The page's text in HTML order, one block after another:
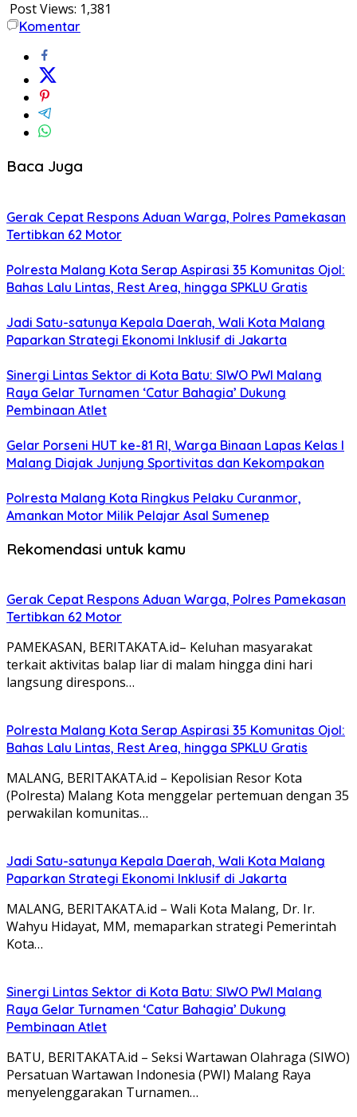
Post Views: 1,381
Komentar
Baca Juga
Gerak Cepat Respons Aduan Warga, Polres Pamekasan
Tertibkan 62 Motor
Polresta Malang Kota Serap Aspirasi 35 Komunitas Ojol:
Bahas Lalu Lintas, Rest Area, hingga SPKLU Gratis
Jadi Satu-satunya Kepala Daerah, Wali Kota Malang
Paparkan Strategi Ekonomi Inklusif di Jakarta
Sinergi Lintas Sektor di Kota Batu: SIWO PWI Malang
Raya Gelar Turnamen ‘Catur Bahagia’ Dukung
Pembinaan Atlet
Gelar Porseni HUT ke-81 RI, Warga Binaan Lapas Kelas I
Malang Diajak Junjung Sportivitas dan Kekompakan
Polresta Malang Kota Ringkus Pelaku Curanmor,
Amankan Motor Milik Pelajar Asal Sumenep
Rekomendasi untuk kamu
Gerak Cepat Respons Aduan Warga, Polres Pamekasan
Tertibkan 62 Motor
PAMEKASAN, BERITAKATA.id– Keluhan masyarakat
terkait aktivitas balap liar di malam hingga dini hari
langsung direspons…
Polresta Malang Kota Serap Aspirasi 35 Komunitas Ojol:
Bahas Lalu Lintas, Rest Area, hingga SPKLU Gratis
MALANG, BERITAKATA.id – Kepolisian Resor Kota
(Polresta) Malang Kota menggelar pertemuan dengan 35
perwakilan komunitas…
Jadi Satu-satunya Kepala Daerah, Wali Kota Malang
Paparkan Strategi Ekonomi Inklusif di Jakarta
MALANG, BERITAKATA.id – Wali Kota Malang, Dr. Ir.
Wahyu Hidayat, MM, memaparkan strategi Pemerintah
Kota…
Sinergi Lintas Sektor di Kota Batu: SIWO PWI Malang
Raya Gelar Turnamen ‘Catur Bahagia’ Dukung
Pembinaan Atlet
BATU, BERITAKATA.id – Seksi Wartawan Olahraga (SIWO)
Persatuan Wartawan Indonesia (PWI) Malang Raya
menyelenggarakan Turnamen…